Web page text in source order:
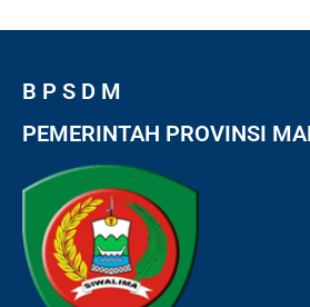
B P S D M
PEMERINTAH PROVINSI